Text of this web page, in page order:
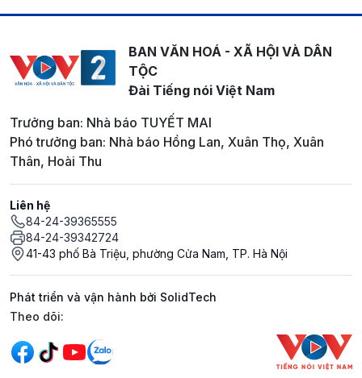
BAN VĂN HOÁ - XÃ HỘI VÀ DÂN
TỘC
Đài Tiếng nói Việt Nam
Trưởng ban: Nhà báo TUYẾT MAI
Phó trưởng ban: Nhà báo Hồng Lan, Xuân Thọ, Xuân
Thân, Hoài Thu
Liên hệ
84-24-39365555
84-24-39342724
41-43 phố Bà Triệu, phường Cửa Nam, TP. Hà Nội
Phát triển và vận hành bởi SolidTech
Mạng xã hội
Theo dõi: